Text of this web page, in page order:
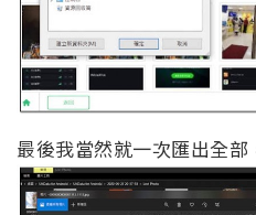
最後我當然就一次匯出全部